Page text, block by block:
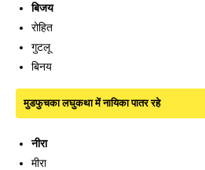
बिजय
रोहित
गुटलू
बिनय
मुडफुचका लघुकथा में नायिका पातर रहे
नीरा
मीरा